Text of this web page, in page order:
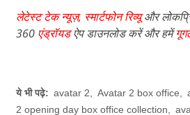
लेटेस्ट टेक न्यूज़, स्मार्टफोन रिव्यूऔर
360 एंड्रॉयडऐप डाउनलोड करें और हमें
ये भी पढ़े: avatar 2 Avatar 2 box office
2 opening day box office collection